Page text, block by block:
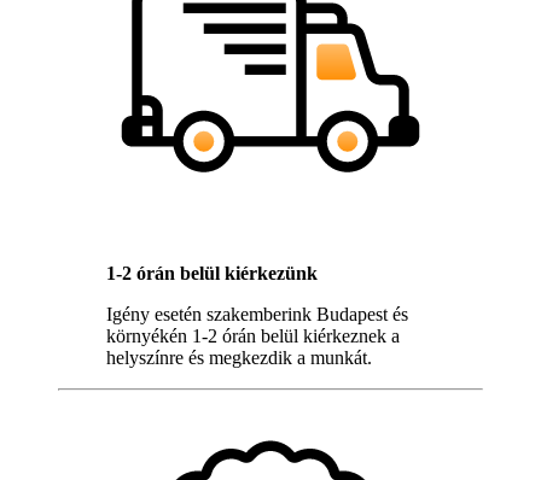
1-2 órán belül kiérkezünk
Igény esetén szakemberink Budapest és
környékén 1-2 órán belül kiérkeznek a
helyszínre és megkezdik a munkát.